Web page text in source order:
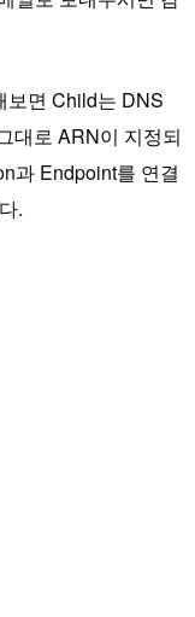
보면 Child는 DNS
대로 ARN이 지정되
과 Endpoint를 연결
.